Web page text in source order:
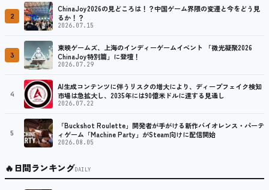
2
ChinaJoy2026の見どころは！？中国ゲーム界隈の変遷と今をどう見
るか！？
2026.07.15
3
東映ゲームズ、上海のインディーゲームイベント 「微光凝聚2026
ChinaJoy特別篇」に登壇！
2026.07.29
4
AI生成コンテンツに伴うリスクの増大により、ディープフェイク検知
市場は急拡大し、2035年には90億米ドルに達する見通し
2026.07.22
5
「Buckshot Roulette」開発者が手がける新作バイオレンス・パーテ
ィゲーム「Machine Party」がSteam向けに配信開始
2026.08.05
🔥日間ランキングDAILY